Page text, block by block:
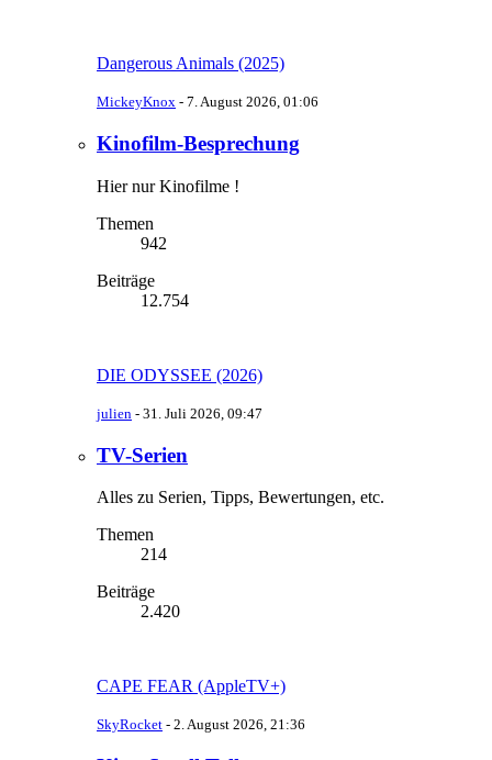
Dangerous Animals (2025)
MickeyKnox - 7. August 2026, 01:06
Kinofilm-Besprechung
Hier nur Kinofilme !
Themen
942
Beiträge
12.754
DIE ODYSSEE (2026)
julien - 31. Juli 2026, 09:47
TV-Serien
Alles zu Serien, Tipps, Bewertungen, etc.
Themen
214
Beiträge
2.420
CAPE FEAR (AppleTV+)
SkyRocket - 2. August 2026, 21:36